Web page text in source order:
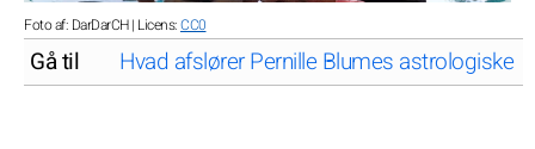
Foto af: DarDarCH | Licens:CC0
Gå til Hvad afslører Pernille Blumes astrologiske